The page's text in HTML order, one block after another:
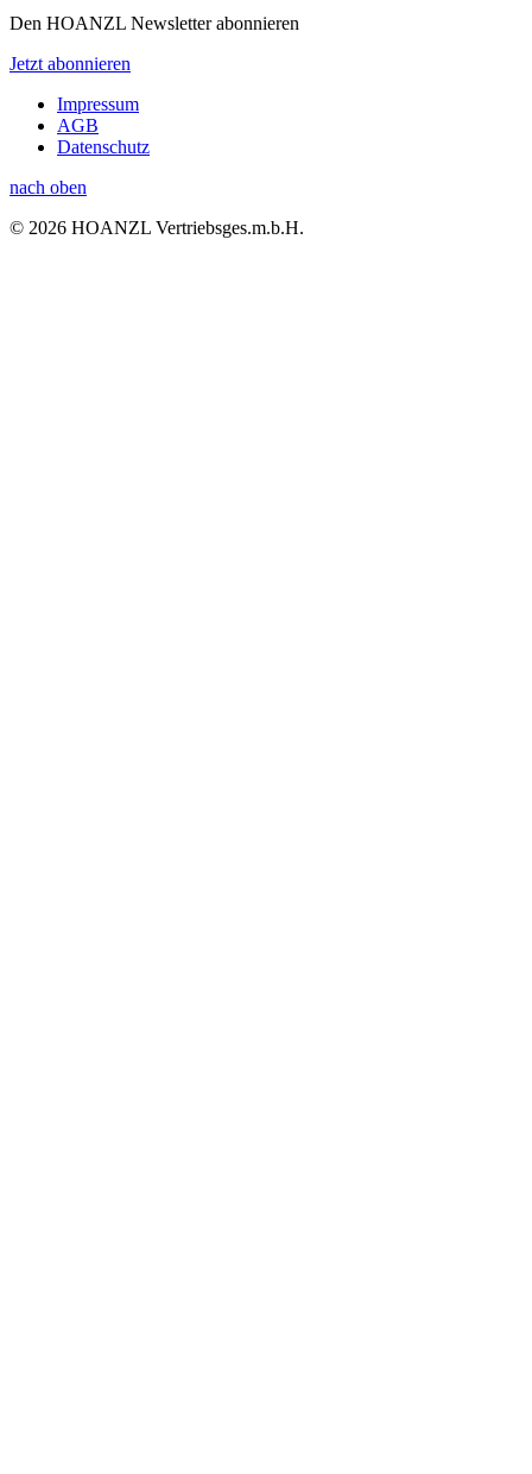
Den HOANZL Newsletter abonnieren
Jetzt abonnieren
Impressum
AGB
Datenschutz
nach oben
© 2026 HOANZL Vertriebsges.m.b.H.